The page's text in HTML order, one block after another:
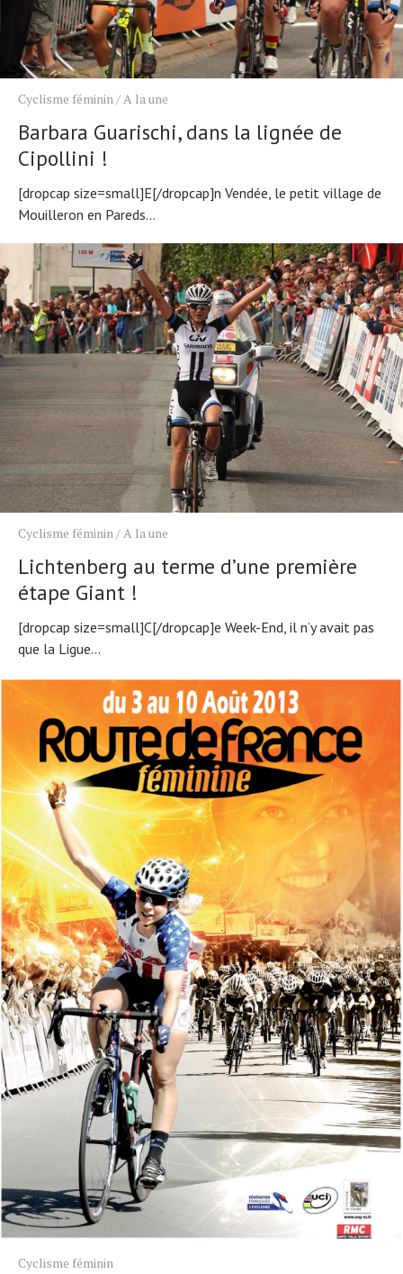
Cyclisme féminin/A la une
Barbara Guarischi, dans la lignée de
Cipollini !
[dropcap size=small]E[/dropcap]n Vendée, le petit village de
Mouilleron en Pareds...
Cyclisme féminin / A la une
Lichtenberg au terme d’une première
étape Giant !
[dropcap size=small]C[/dropcap]e Week-End, il n’y avait pas
que la Ligue...
Cyclisme féminin